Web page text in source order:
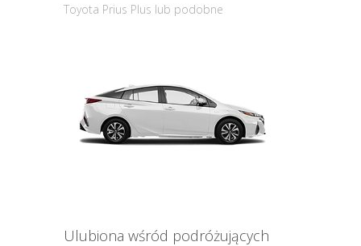
Toyota Prius Plus lub podobne
Ulubiona wśród podróżujących